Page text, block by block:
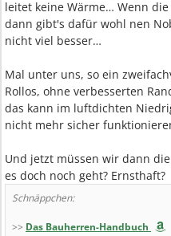
leitet keine Wärme… Wenn
dann gibt's dafür wohl nen
nicht viel besser…
Mal unter uns, so ein
Rollos, ohne verbesserten
das kann im luftdichten
nicht mehr sicher
Und jetzt müssen wir dann
es doch noch geht? Ernsthaft?
Schnäppchen:
>> Das Bauherren-Handbuch